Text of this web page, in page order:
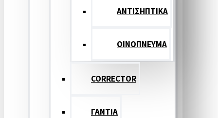
ΑΝΤΙΣΗΠΤΙΚΑ
ΟΙΝΟΠΝΕΥΜΑ
CORRECTOR
ΓΑΝΤΙΑ